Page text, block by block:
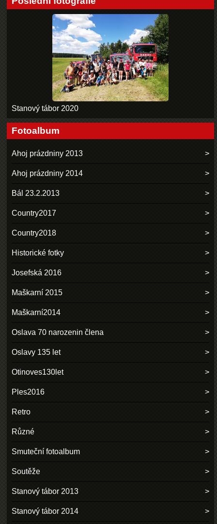
Stanový tábor 2020
Fotoalbum
Ahoj prázdniny 2013
Ahoj prázdniny 2014
Bál 23.2.2013
Country2017
Country2018
Historické fotky
Josefská 2016
Maškarní 2015
Maškarní2014
Oslava 70 narozenin člena
Oslavy 135 let
Otinoves130let
Ples2016
Retro
Různé
Smuteční fotoalbum
Soutěže
Stanový tábor 2013
Stanový tábor 2014